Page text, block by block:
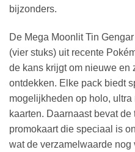
bijzonders.
De Mega Moonlit Tin
(vier stuks) uit recente
de kans krijgt om nieuwe en
ontdekken. Elke pack biedt
mogelijkheden op holo, ultra
kaarten. Daarnaast bevat
promokaart die speciaal is
wat de verzamelwaarde nog